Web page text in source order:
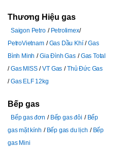
Thương Hiệu gas
Saigon Petro
Petrolimex
PetroVietnam
Gas Dầu Khí
Gas
Bình Minh
Gia Đình Gas
Gas Total
Gas MISS
VT Gas
Thủ Đức Gas
Gas ELF 12kg
Bếp gas
Bếp gas đơn Bếp gas đôi
Bếp
gas mặt kính
Bếp gas du lịch
Bếp
gas Mini